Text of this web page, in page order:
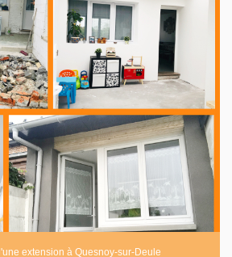
extension à Quesnoy-sur-Deule